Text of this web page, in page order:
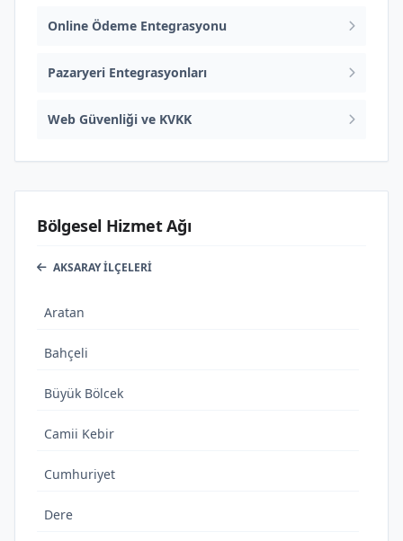
Online Ödeme Entegrasyonu
Pazaryeri Entegrasyonları
Web Güvenliği ve KVKK
Bölgesel Hizmet Ağı
AKSARAY İLÇELERI
Aratan
Bahçeli
Büyük Bölcek
Camii Kebir
Cumhuriyet
Dere